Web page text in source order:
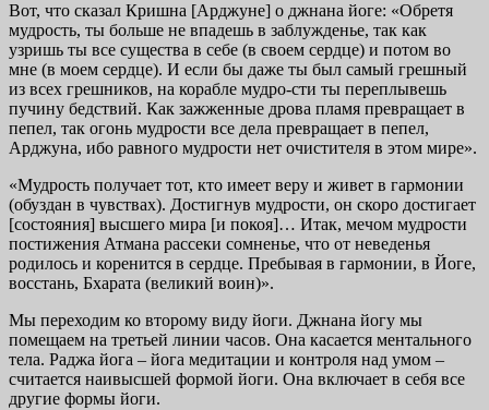
Вот, что сказал Кришна [Арджуне] о джнана йоге: «Обретя
мудрость, ты больше не впадешь в заблужденье, так как
узришь ты все существа в себе (в своем сердце) и потом во
мне (в моем сердце). И если бы даже ты был самый грешный
из всех грешников, на корабле мудро-сти ты переплывешь
пучину бедствий. Как зажженные дрова пламя превращает в
пепел, так огонь мудрости все дела превращает в пепел,
Арджуна, ибо равного мудрости нет очистителя в этом мире».
«Мудрость получает тот, кто имеет веру и живет в гармонии
(обуздан в чувствах). Достигнув мудрости, он скоро достигает
[состояния] высшего мира [и покоя]… Итак, мечом мудрости
постижения Атмана рассеки сомненье, что от неведенья
родилось и коренится в сердце. Пребывая в гармонии, в Йоге,
восстань, Бхарата (великий воин)».
Мы переходим ко второму виду йоги. Джнана йогу мы
помещаем на третьей линии часов. Она касается ментального
тела. Раджа йога – йога медитации и контроля над умом –
считается наивысшей формой йоги. Она включает в себя все
другие формы йоги.